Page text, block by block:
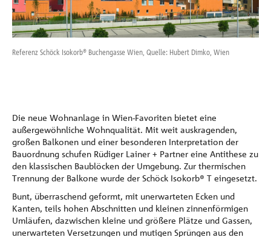
Referenzen
Unternehmen
Referenz Schöck Isokorb® Buchengasse Wien, Quelle: Hubert Dimko, Wien
Die neue Wohnanlage in Wien-Favoriten bietet eine
außergewöhnliche Wohnqualität. Mit weit auskragenden,
großen Balkonen und einer besonderen Interpretation der
Bauordnung schufen Rüdiger Lainer + Partner eine Antithese zu
den klassischen Baublöcken der Umgebung. Zur thermischen
Trennung der Balkone wurde der Schöck Isokorb® T eingesetzt.
Bunt, überraschend geformt, mit unerwarteten Ecken und
Kanten, teils hohen Abschnitten und kleinen zinnenförmigen
Umläufen, dazwischen kleine und größere Plätze und Gassen,
unerwarteten Versetzungen und mutigen Sprüngen aus den